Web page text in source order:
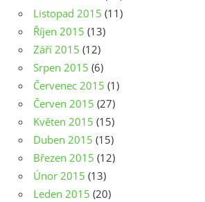
Listopad 2015 (11)
Říjen 2015 (13)
Září 2015 (12)
Srpen 2015 (6)
Červenec 2015 (1)
Červen 2015 (27)
Květen 2015 (15)
Duben 2015 (15)
Březen 2015 (12)
Únor 2015 (13)
Leden 2015 (20)